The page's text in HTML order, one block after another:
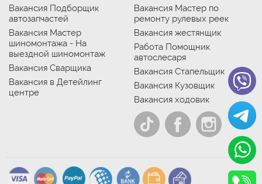
Вакансия Подборщик
автозапчастей
Вакансия Мастер
шиномонтажа - На
выездной шиномонтаж
Вакансия Сварщика
Вакансия в Детейлинг
центре
Вакансия Мастер по
ремонту рулевых реек
Вакансия жестянщик
Работа Помощник
автослесаря
Вакансия Стапельщик
Вакансия Кузовщик
Вакансия ходовик